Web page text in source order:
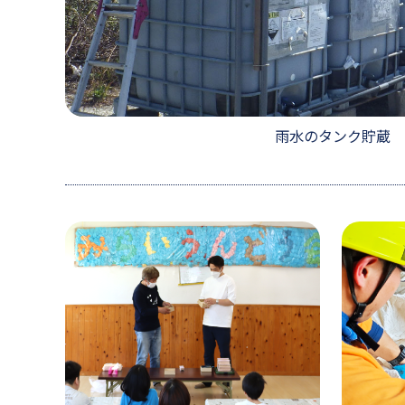
雨水のタンク貯蔵